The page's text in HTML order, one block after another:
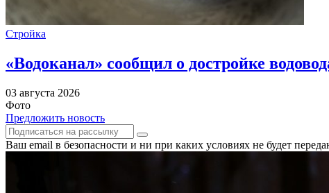
Стройка
«Водоканал» сообщил о достройке
03 августа 2026
Фото
Предложить новость
Ваш email в безопасности и ни при каких условиях не будет